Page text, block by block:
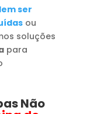
ser
ou
soluções
para
Não